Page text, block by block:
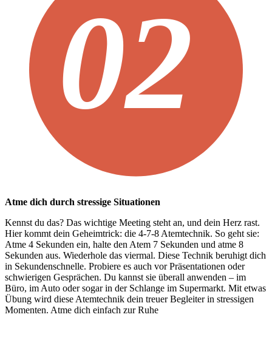
Atme dich durch stressige Situationen
Kennst du das? Das wichtige Meeting steht an, und dein Herz rast.
Hier kommt dein Geheimtrick: die 4-7-8 Atemtechnik. So geht sie:
Atme 4 Sekunden ein, halte den Atem 7 Sekunden und atme 8
Sekunden aus. Wiederhole das viermal. Diese Technik beruhigt dich
in Sekundenschnelle. Probiere es auch vor Präsentationen oder
schwierigen Gesprächen. Du kannst sie überall anwenden – im
Büro, im Auto oder sogar in der Schlange im Supermarkt. Mit etwas
Übung wird diese Atemtechnik dein treuer Begleiter in stressigen
Momenten. Atme dich einfach zur Ruhe